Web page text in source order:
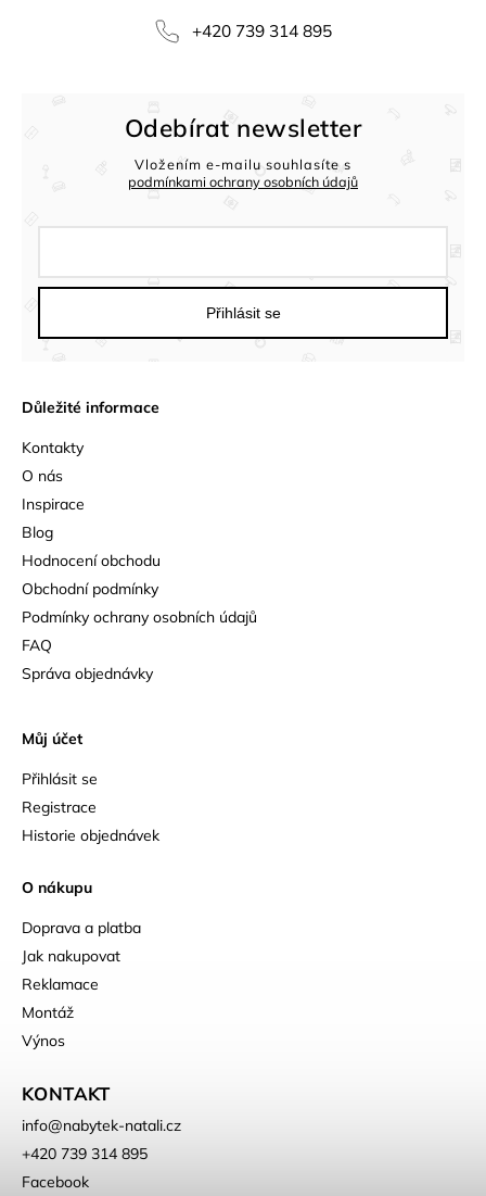
+420 739 314 895
Důležité informace
Kontakty
O nás
Inspirace
Blog
Hodnocení obchodu
Obchodní podmínky
Podmínky ochrany osobních údajů
FAQ
Správa objednávky
Můj účet
Přihlásit se
Registrace
Historie objednávek
O nákupu
Doprava a platba
Jak nakupovat
Reklamace
Montáž
Výnos
KONTAKT
info@nabytek-natali.cz
+420 739 314 895
Facebook
Odebírat newsletter
Vložením e-mailu souhlasíte s
podmínkami ochrany osobních údajů
Přihlásit se